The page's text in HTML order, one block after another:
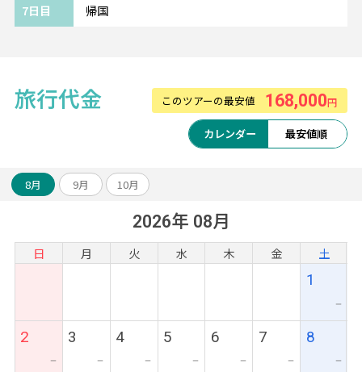
どちらも徒歩5分程度と好立地。
独立型バスタブの備わるゆったりとした客室
なポイントです。
7日目 帰国
旅行代金 このツアーの最安値 168,000円
カレンダー 最安値順
8月 9月 10月
2026年 08月
日 月 火 水 木 金 土
1
ー
2
ー
3
ー
4
ー
5
ー
6
ー
7
ー
8
ー